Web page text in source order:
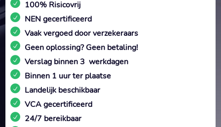
100% Risicovrij
NEN gecertificeerd
Vaak vergoed door verzekeraars
Geen oplossing? Geen betaling!
Verslag binnen 3 werkdagen
Binnen 1 uur ter plaatse
Landelijk beschikbaar
VCA gecertificeerd
24/7 bereikbaar